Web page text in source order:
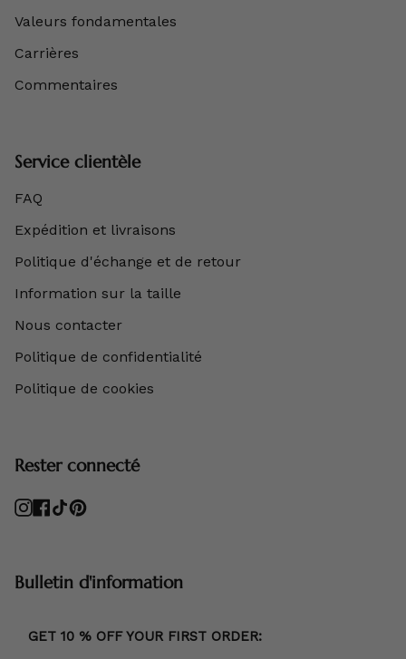
Valeurs fondamentales
Carrières
Commentaires
Service clientèle
FAQ
Expédition et livraisons
Politique d'échange et de retour
Information sur la taille
Nous contacter
Politique de confidentialité
Politique de cookies
Rester connecté
Instagram
Facebook
TikTokPinterest
Bulletin d'information
GET 10 % OFF YOUR FIRST ORDER: